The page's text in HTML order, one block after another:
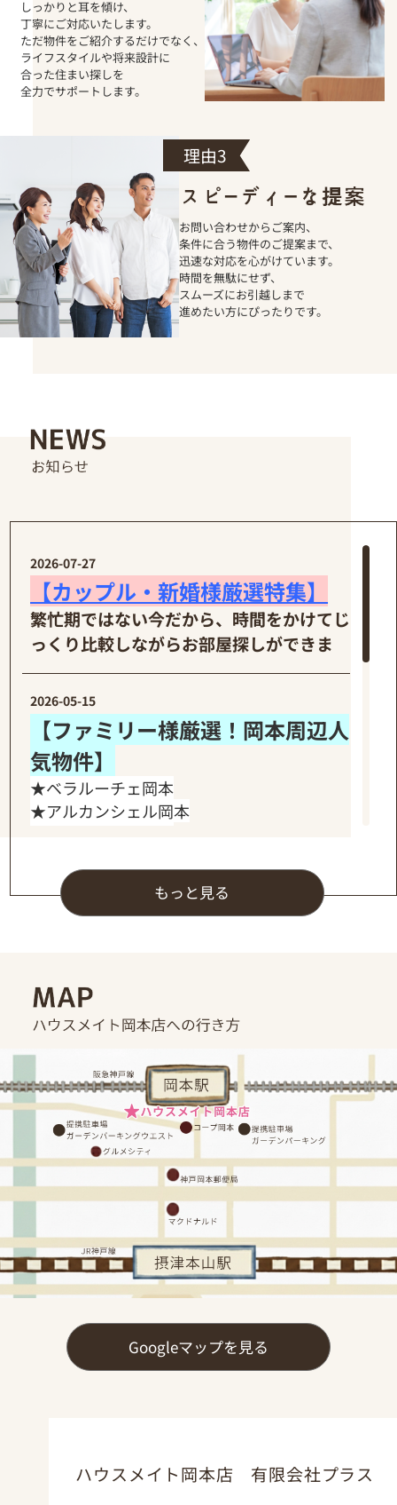
しっかりと耳を傾け、
丁寧にご対応いたします。
ただ物件をご紹介するだけでなく、
ライフスタイルや将来設計に
合った住まい探しを
全力でサポートします。
お問い合わせからご案内、
条件に合う物件のご提案まで、
迅速な対応を心がけています。
時間を無駄にせず、
スムーズにお引越しまで
進めたい方にぴったりです。
2026-07-27
【カップル・新婚様厳選特集】
繁忙期ではない今だから、時間をかけてじ
っくり比較しながらお部屋探しができま
す。理想のお部屋を一緒に見つけません
か？
■駅近の築浅人気物件
シエーナ甲南山手
シルエラコウナンヤマテ
■リーズナブルなおススメ物件
東灘プレイス
■人気エリアの綺麗な物件
L’ｓステューディオ岡本
ブリックス本山
いつでもお部屋のご案内が可能です。
お気軽にお問合せくださいませ。
2026-05-15
【ファミリー様厳選！岡本周辺人
気物件】
★ベラルーチェ岡本
★アルカンシェル岡本
★スリール岡本
さいませ。
即日内覧可能です。
2026-03-01
【新入学生向けオススメ物件特
集】
【甲南大学オススメ物件】
グランツ岡本
本山ヒルズ
サンハウス本山
TOZAWAコート
ＢＥＲＧ（レディース専用）
もっと見る
Googleマップを見る
ハウスメイト岡本店 有限会社プラス